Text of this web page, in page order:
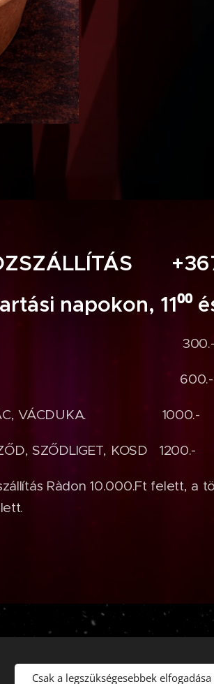
napokon, 11⁰⁰
300.-
600.-
VÁC, VÁCDUKA. 1000.-
SZŐDLIGET, KOSD 1200.-
Ràdon 10.000.Ft felett, a
Csak a legszükségesebbek elfogadása